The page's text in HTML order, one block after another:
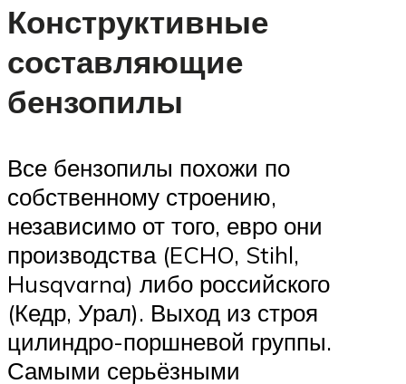
Конструктивные
составляющие
бензопилы
Все бензопилы похожи по
собственному строению,
независимо от того, евро они
производства (ECHO, Stihl,
Husqvarna) либо российского
(Кедр, Урал). Выход из строя
цилиндро-поршневой группы.
Самыми серьёзными